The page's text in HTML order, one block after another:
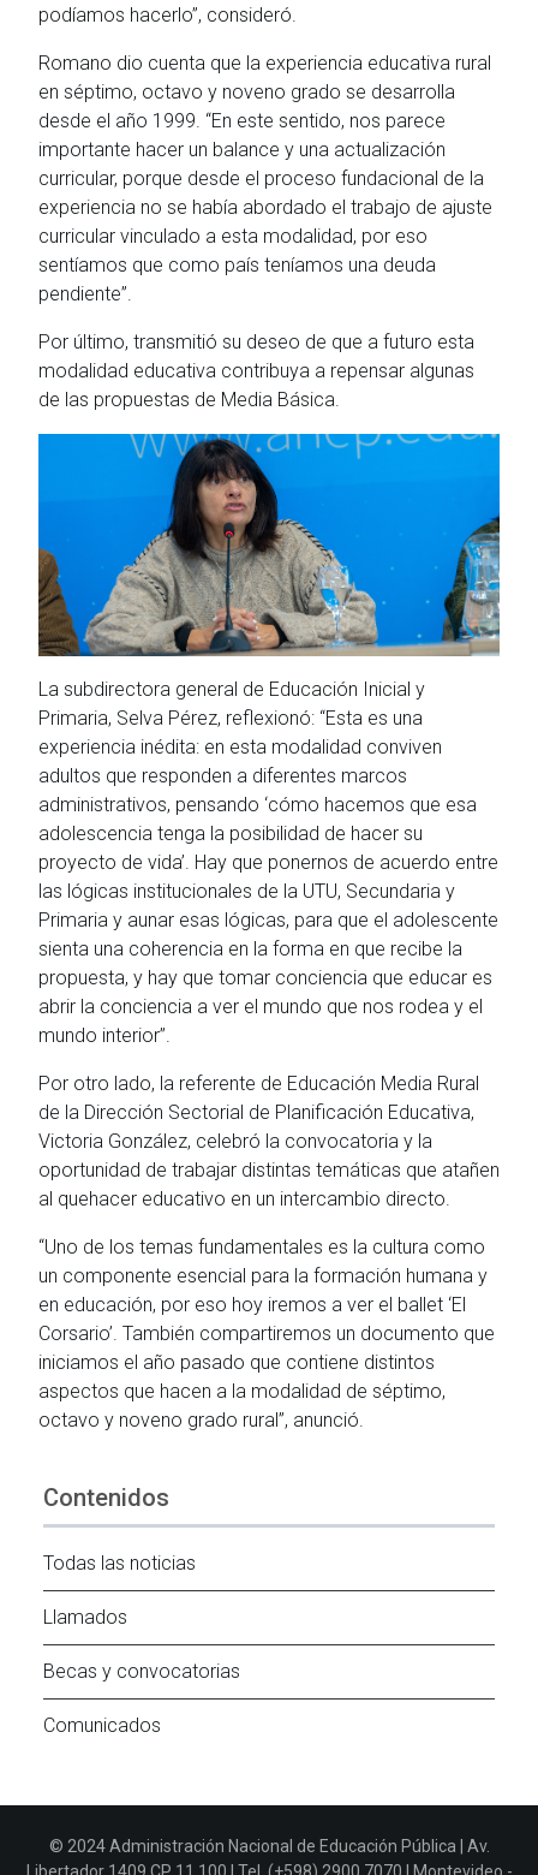
podíamos hacerlo”, consideró.
Romano dio cuenta que la experiencia educativa rural
en séptimo, octavo y noveno grado se desarrolla
desde el año 1999. “En este sentido, nos parece
importante hacer un balance y una actualización
curricular, porque desde el proceso fundacional de la
experiencia no se había abordado el trabajo de ajuste
curricular vinculado a esta modalidad, por eso
sentíamos que como país teníamos una deuda
pendiente”.
Por último, transmitió su deseo de que a futuro esta
modalidad educativa contribuya a repensar algunas
de las propuestas de Media Básica.
La subdirectora general de Educación Inicial y
Primaria, Selva Pérez, reflexionó: “Esta es una
experiencia inédita: en esta modalidad conviven
adultos que responden a diferentes marcos
administrativos, pensando ‘cómo hacemos que esa
adolescencia tenga la posibilidad de hacer su
proyecto de vida’. Hay que ponernos de acuerdo entre
las lógicas institucionales de la UTU, Secundaria y
Primaria y aunar esas lógicas, para que el adolescente
sienta una coherencia en la forma en que recibe la
propuesta, y hay que tomar conciencia que educar es
abrir la conciencia a ver el mundo que nos rodea y el
mundo interior”.
Por otro lado, la referente de Educación Media Rural
de la Dirección Sectorial de Planificación Educativa,
Victoria González, celebró la convocatoria y la
oportunidad de trabajar distintas temáticas que atañen
al quehacer educativo en un intercambio directo.
“Uno de los temas fundamentales es la cultura como
un componente esencial para la formación humana y
en educación, por eso hoy iremos a ver el ballet ‘El
Corsario’. También compartiremos un documento que
iniciamos el año pasado que contiene distintos
aspectos que hacen a la modalidad de séptimo,
octavo y noveno grado rural”, anunció.
Contenidos
Todas las noticias
Llamados
Becas y convocatorias
Comunicados
© 2024 Administración Nacional de Educación Pública | Av.